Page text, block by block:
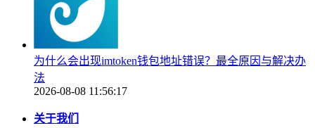
为什么会出现imtoken钱包地址错误？最全原因与解决办
法
2026-08-08 11:56:17
关于我们